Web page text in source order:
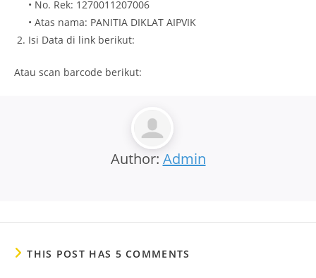
• No. Rek: 1270011207006
• Atas nama: PANITIA DIKLAT AIPVIK
Isi Data di link berikut:
Atau scan barcode berikut:
Author: Admin
THIS POST HAS 5 COMMENTS